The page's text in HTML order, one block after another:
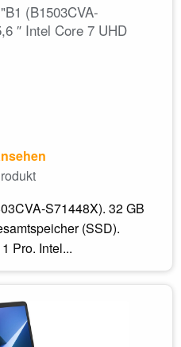
(B1503CVA-
″ Intel Core 7 UHD
S71448X). 32 GB
(SSD).
Pro. Intel...